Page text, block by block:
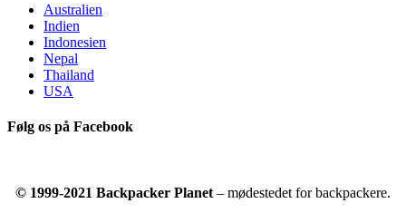
Australien
Indien
Indonesien
Nepal
Thailand
USA
Følg os på Facebook
© 1999-2021 Backpacker Planet – mødestedet for backpackere.